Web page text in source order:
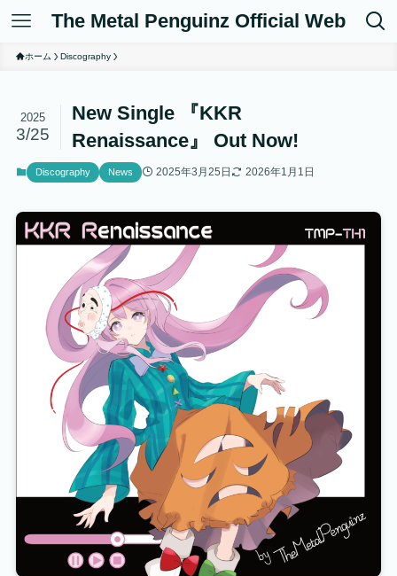
The Metal Penguinz Official Web
ホーム Discography
New Single 『KKR
Renaissance』 Out Now!
2025
3/25
Discography News 2025年3月25日 2026年1月1日